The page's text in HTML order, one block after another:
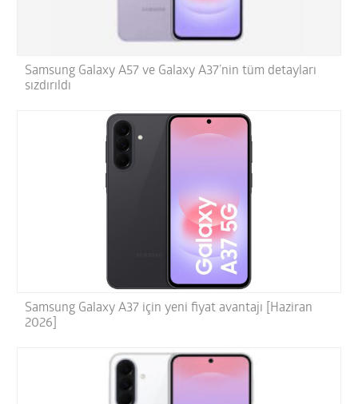
Samsung Galaxy A57 ve Galaxy A37’nin tüm detayları
sızdırıldı
Samsung Galaxy A37 için yeni fiyat avantajı [Haziran
2026]